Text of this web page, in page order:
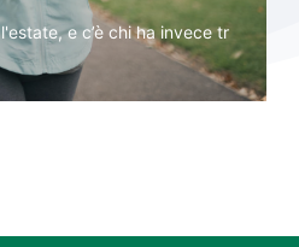
e c’è chi ha invece tr